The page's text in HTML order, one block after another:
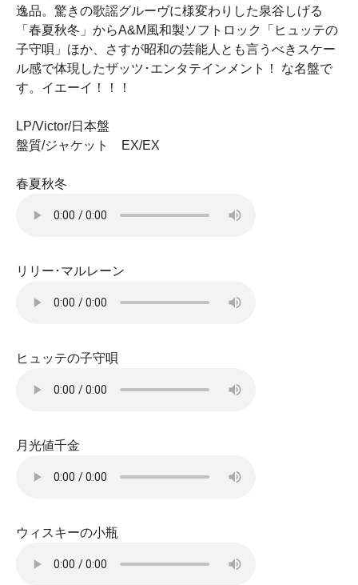
逸品。驚きの歌謡グルーヴに様変わりした泉谷しげる
「春夏秋冬」からA&M風和製ソフトロック「ヒュッテの
子守唄」ほか、さすが昭和の芸能人とも言うべきスケー
ル感で体現したザッツ･エンタテインメント！ な名盤で
す。イエーイ！！！
LP/Victor/日本盤
盤質/ジャケット EX/EX
春夏秋冬
リリー･マルレーン
ヒュッテの子守唄
月光値千金
ウィスキーの小瓶